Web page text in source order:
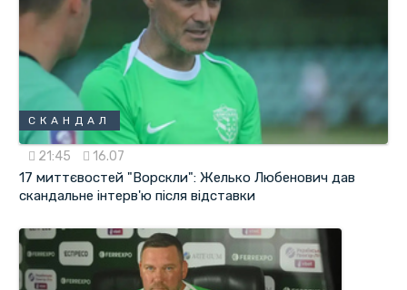
СКАНДАЛ
21:45 16.07
17 миттєвостей "Ворскли": Желько Любенович дав
скандальне інтерв'ю після відставки